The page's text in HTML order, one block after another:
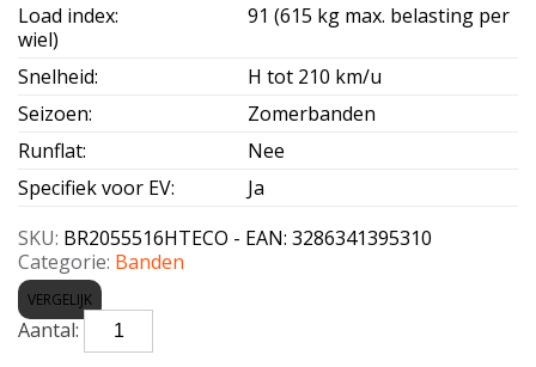
Load index:
91 (615 kg max. belasting per
wiel)
Snelheid:
H tot 210 km/u
Seizoen:
Zomerbanden
Runflat:
Nee
Specifiek voor EV:
Ja
SKU: BR2055516HTECO - EAN: 3286341395310
Categorie: Banden
VERGELIJK
BRIDGESTONE-
TURANZA